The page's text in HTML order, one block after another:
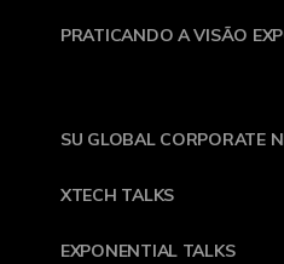
PRATICANDO A VISÃO
SU GLOBAL CORPORATE
XTECH TALKS
EXPONENTIAL TALKS